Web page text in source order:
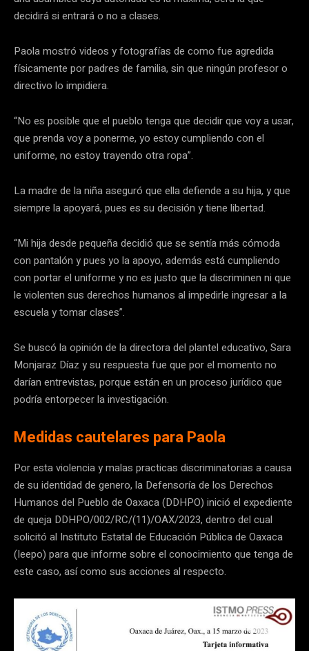
decidirá si entrará o no a clases.
Paola mostró videos y fotografías de como fue agredida
físicamente por padres de familia, sin que ningún profesor o
directivo lo impidiera.
“No es posible que el pueblo tenga que decidir que voy a usar,
que prenda voy a ponerme, yo estoy cumpliendo con el
uniforme, no estoy trayendo otra ropa”.
La madre de la niña aseguró que ella defiende a su hija, y que
siempre la apoyará, pues es su decisión y tiene libertad.
“Mi hija desde pequeña decidió que se sentía más cómoda
con pantalón y pues yo la apoyo, además está cumpliendo
con portar el uniforme y no es justo que la discriminen ni que
le violenten sus derechos humanos al impedirle ingresar a la
escuela y tomar clases”.
Se buscó la opinión de la directora del plantel educativo, Sara
Monjaraz Díaz y su respuesta fue que por el momento no
darían entrevistas, porque están en un proceso jurídico que
podría entorpecer la investigación.
Medidas cautelares para Paola
Por esta violencia y malas practicas discriminatorias a causa
de su identidad de genero, la Defensoría de los Derechos
Humanos del Pueblo de Oaxaca (DDHPO) inició el expediente
de queja DDHPO/002/RC/(11)/OAX/2023, dentro del cual
solicitó al Instituto Estatal de Educación Pública de Oaxaca
(Ieepo) para que informe sobre el conocimiento que tenga de
este caso, así como sus acciones al respecto.